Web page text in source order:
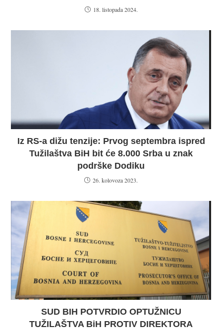
18. listopada 2024.
Iz RS-a dižu tenzije: Prvog septembra ispred
Tužilaštva BiH bit će 8.000 Srba u znak
podrške Dodiku
26. kolovoza 2023.
SUD BIH POTVRDIO OPTUŽNICU
TUŽILAŠTVA BiH PROTIV DIREKTORA